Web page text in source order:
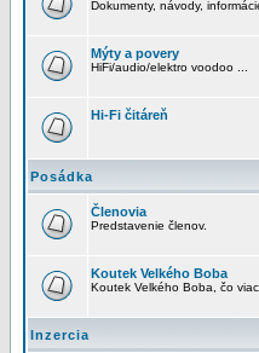
Dokumenty, návody,
Mýty a povery
HiFi/audio/elektro voodoo ...
Hi-Fi čitáreň
Posádka
Členovia
Predstavenie členov.
Koutek Velkého Boba
Koutek Velkého Boba, čo
Inzercia